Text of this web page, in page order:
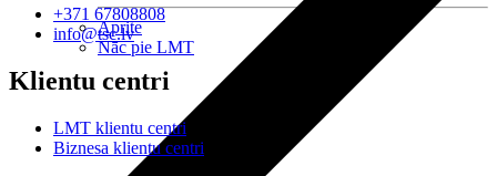
Aprite
Nāc pie LMT
+371 67808808
info@tsc.lv
Klientu centri
LMT klientu centri
Biznesa klientu centri